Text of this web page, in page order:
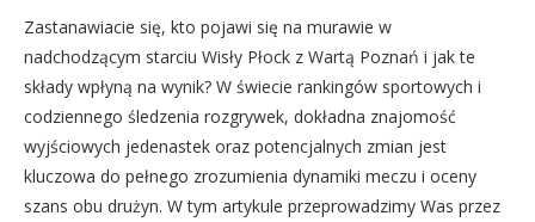
Zastanawiacie się, kto pojawi się na murawie w
nadchodzącym starciu Wisły Płock z Wartą Poznań i jak te
składy wpłyną na wynik? W świecie rankingów sportowych i
codziennego śledzenia rozgrywek, dokładna znajomość
wyjściowych jedenastek oraz potencjalnych zmian jest
kluczowa do pełnego zrozumienia dynamiki meczu i oceny
szans obu drużyn. W tym artykule przeprowadzimy Was przez